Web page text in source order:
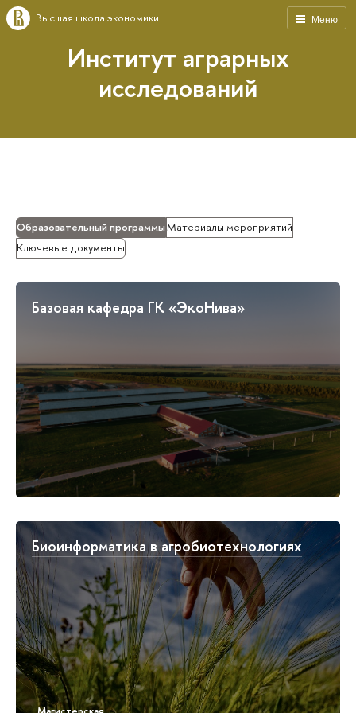
Меню
Высшая школа экономики
Институт аграрных
исследований
Образовательный программыМатериалы мероприятий
Ключевые документы
Базовая кафедра ГК «ЭкоНива»
Биоинформатика в агробиотехнологиях